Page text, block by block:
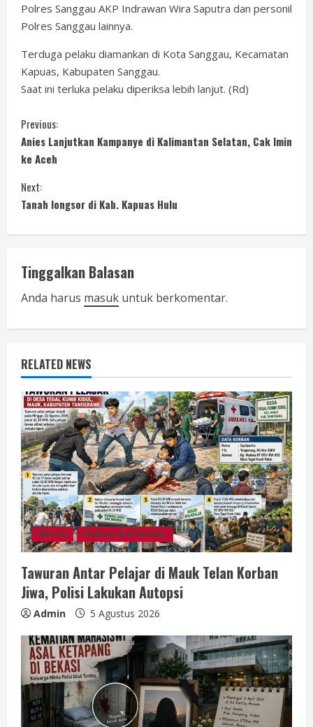
Polres Sanggau AKP Indrawan Wira Saputra dan personil
Polres Sanggau lainnya.
Terduga pelaku diamankan di Kota Sanggau, Kecamatan
Kapuas, Kabupaten Sanggau.
Saat ini terluka pelaku diperiksa lebih lanjut. (Rd)
C
o
n
t
n
u
e
R
e
a
d
i
n
g
Previous:
Anies Lanjutkan Kampanye di Kalimantan Selatan, Cak Imin
ke Aceh
Next:
Tanah longsor di Kab. Kapuas Hulu
Tinggalkan Balasan
Anda harus masuk untuk berkomentar.
RELATED NEWS
Berita Hukum & Kriminal,
Tawuran Antar Pelajar di Mauk Telan Korban
Jiwa, Polisi Lakukan Autopsi
Admin 5 Agustus 2026